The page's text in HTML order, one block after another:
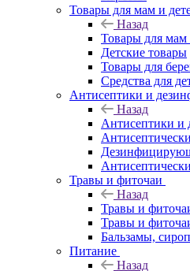
Товары для мам и
Назад
Товары для мам
Детские товары
Товары для
Средства для
Антисептики и
Назад
Антисептики и
Травы и фиточаи
Назад
Травы и
Травы и
Бальзамы,
Питание
Назад